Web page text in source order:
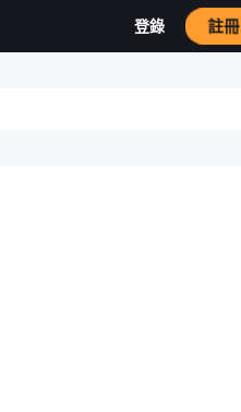
登錄 註冊